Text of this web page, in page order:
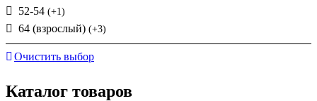
52-54 (+1)
64 (взрослый) (+3)
Очистить выбор
Каталог товаров